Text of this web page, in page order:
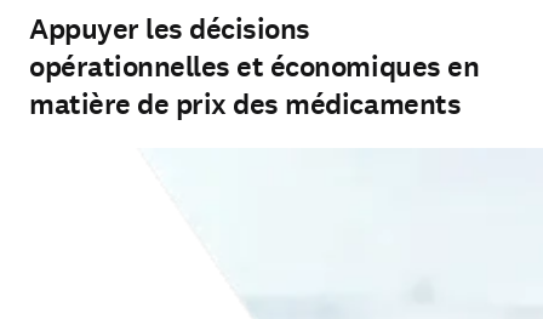
Appuyer les décisions
opérationnelles et économiques en
matière de prix des médicaments